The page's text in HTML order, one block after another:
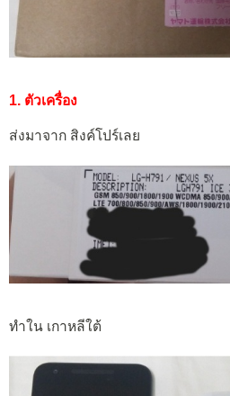
1. ตัวเครื่อง
ส่งมาจาก สิงค์โปร์เลย
ทำใน เกาหลีใต้